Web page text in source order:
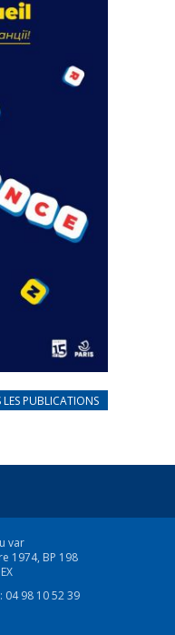
les réfugiés
PUBLICATIONS
var
1974, BP 198
04 98 10 52 39